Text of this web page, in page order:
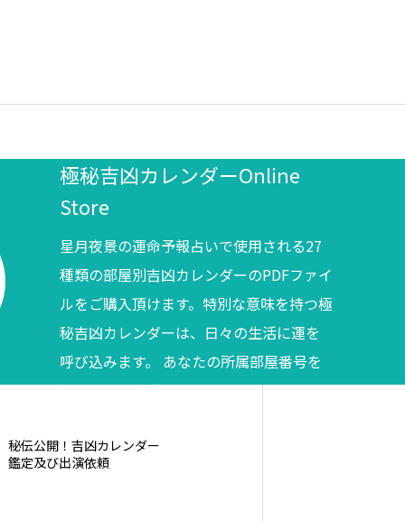
極秘吉凶カレンダーOnline
Store
星月夜景の運命予報占いで使用される27
種類の部屋別吉凶カレンダーのPDFファイ
ルをご購入頂けます。特別な意味を持つ極
秘吉凶カレンダーは、日々の生活に運を
呼び込みます。 あなたの所属部屋番号を
調べてからご購入ください。
秘伝公開！吉凶カレンダー
鑑定及び出演依頼